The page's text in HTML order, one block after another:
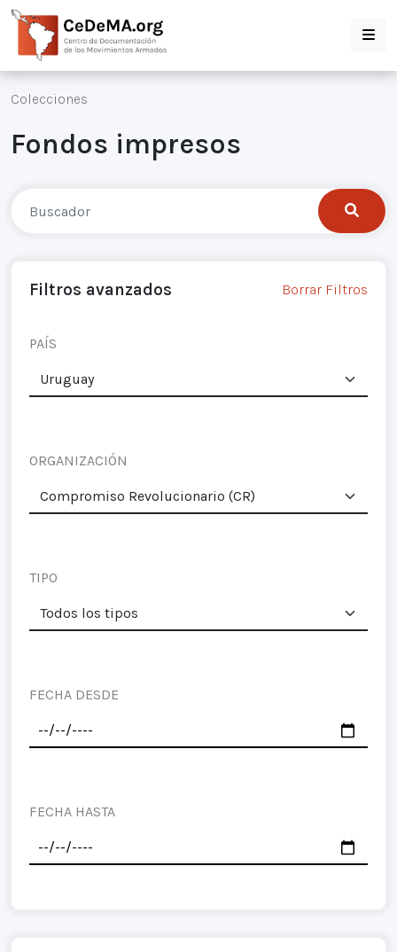
Colecciones
Fondos impresos
Filtros avanzados Borrar Filtros
PAÍS
ORGANIZACIÓN
TIPO
FECHA DESDE
FECHA HASTA